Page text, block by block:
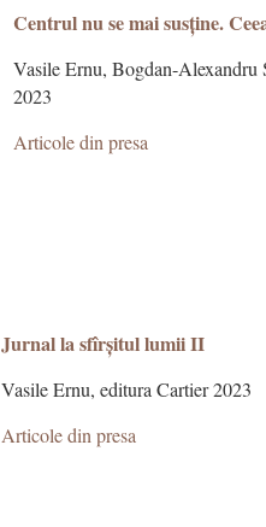
Centrul nu se mai susține.
Vasile Ernu, Bogdan-Alexandru
2023
Articole din presa
Jurnal la sfîrșitul lumii II
Vasile Ernu, editura Cartier 2023
Articole din presa